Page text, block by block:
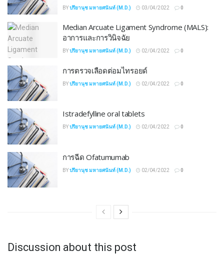
BYปรียานุช มหายศนันท์ (M.D.) 03/04/2022 0
Median Arcuate Ligament Syndrome (MALS):
อาการและการวินิจฉัย
BYปรียานุช มหายศนันท์ (M.D.) 02/04/2022 0
การตรวจเลือดต่อมไทรอยด์
BYปรียานุช มหายศนันท์ (M.D.) 02/04/2022 0
Istradefylline oral tablets
BYปรียานุช มหายศนันท์ (M.D.) 02/04/2022 0
การฉีด Ofatumumab
BYปรียานุช มหายศนันท์ (M.D.) 02/04/2022 0
Discussion about this post